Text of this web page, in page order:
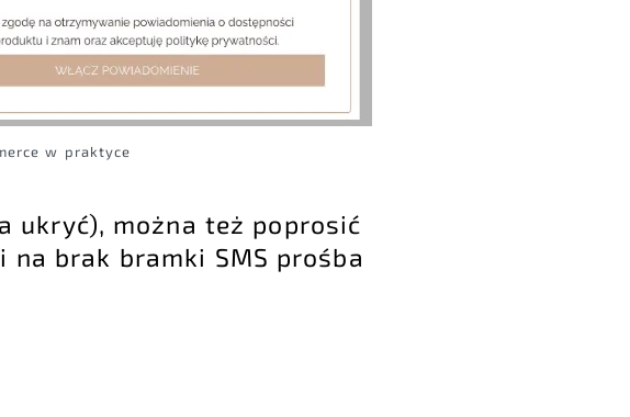
w praktyce
ukryć), można też poprosić
brak bramki SMS prośba